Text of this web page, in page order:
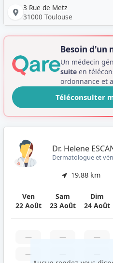
3 Rue de Metz
31000 Toulouse
Besoin d'un
Un médecin
suite en
ordonnance et
Téléconsulter
Dr. Helene
Dermatologue et
19.88 km
Ven
22 Août
Sam
23 Août
Dim
24 Août
—
—
—
—